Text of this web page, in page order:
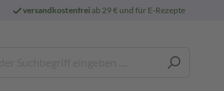
versandkostenfreiab 29 € und für E-Rezepte